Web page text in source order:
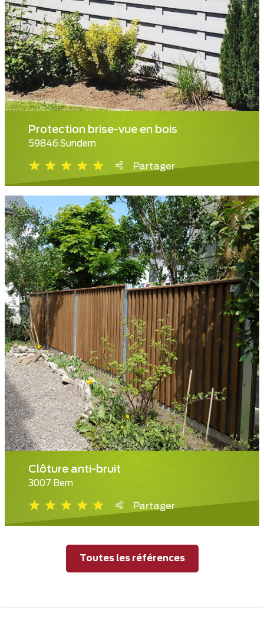
Protection brise-vue en bois
59846 Sundern
Partager
Clôture anti-bruit
3007 Bern
Partager
Toutes les références